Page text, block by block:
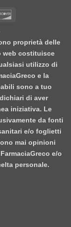
proprietà delle
web costituisce
utilizzo di
e la
sono a tuo
di aver
iniziativa. Le
da fonti
e/o foglietti
mai opinioni
e/o
personale.